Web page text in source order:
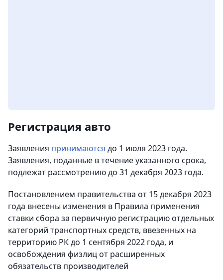
Регистрация авто
Заявления принимаются до 1 июля 2023 года.
Заявления, поданные в течение указанного срока,
подлежат рассмотрению до 31 декабря 2023 года.
Постановлением правительства от 15 декабря 2023
года внесены изменения в Правила применения
ставки сбора за первичную регистрацию отдельных
категорий транспортных средств, ввезенных на
территорию РК до 1 сентября 2022 года, и
освобождения физлиц от расширенных
обязательств производителей